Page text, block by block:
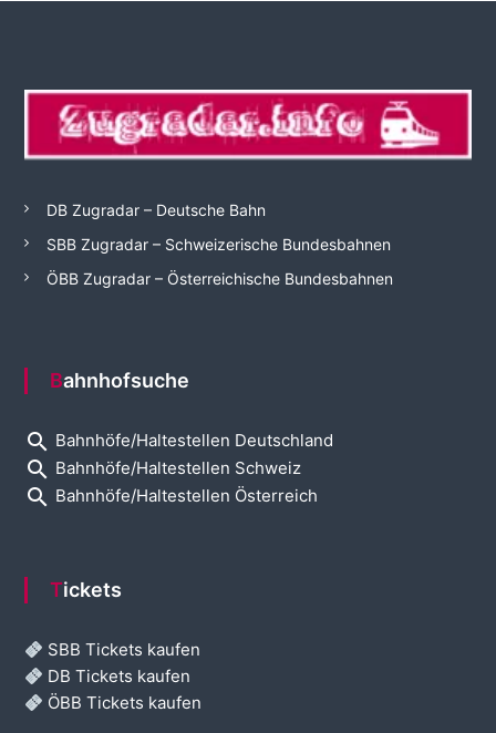
DB Zugradar – Deutsche Bahn
SBB Zugradar – Schweizerische Bundesbahnen
ÖBB Zugradar – Österreichische Bundesbahnen
Bahnhofsuche
search Bahnhöfe/Haltestellen Deutschland
search Bahnhöfe/Haltestellen Schweiz
search Bahnhöfe/Haltestellen Österreich
Tickets
SBB Tickets kaufen
DB Tickets kaufen
ÖBB Tickets kaufen